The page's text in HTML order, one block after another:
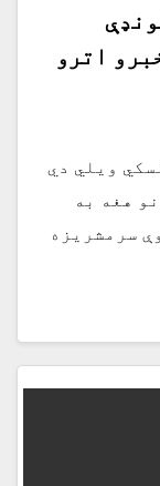
اترو
ویلي دي
هغه به
سرمشریزه